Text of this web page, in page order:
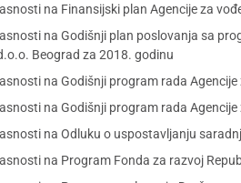
na Finansijski plan Agencije za
na Godišnji plan poslovanja sa
Beograd za 2018. godinu
na Godišnji program rada
na Godišnji program rada
na Odluku o uspostavljanju
na Program Fonda za razvoj